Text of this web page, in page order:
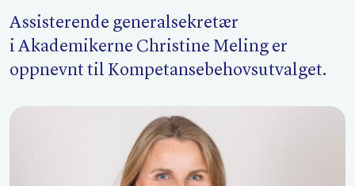
For media
Akademikerne Pluss
Om Akademikerne
Søk
Assisterende generalsekretær
i Akademikerne Christine Meling er
oppnevnt til Kompetansebehovsutvalget.